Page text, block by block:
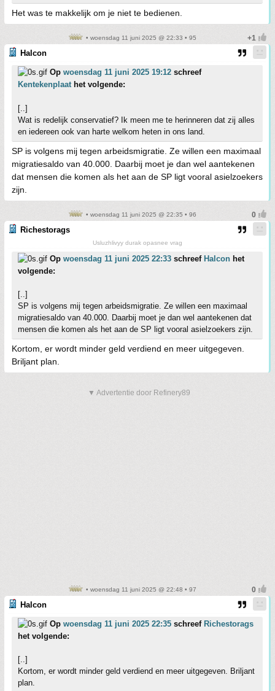
Het was te makkelijk om je niet te bedienen.
• woensdag 11 juni 2025 @ 22:33 • 95
Halcon
Op woensdag 11 juni 2025 19:12 schreef
Kentekenplaathet volgende:
[..]
Wat is redelijk conservatief? Ik meen me te herinneren dat zij alles
en iedereen ook van harte welkom heten in ons land.
SP is volgens mij tegen arbeidsmigratie. Ze willen een maximaal
migratiesaldo van 40.000. Daarbij moet je dan wel aantekenen
dat mensen die komen als het aan de SP ligt vooral asielzoekers
zijn.
• woensdag 11 juni 2025 @ 22:35 • 96
Richestorags
Usluzhlivyy durak opasnee vrag
Op woensdag 11 juni 2025 22:33 schreef Halcon het
volgende:
[..]
SP is volgens mij tegen arbeidsmigratie. Ze willen een maximaal
migratiesaldo van 40.000. Daarbij moet je dan wel aantekenen dat
mensen die komen als het aan de SP ligt vooral asielzoekers zijn.
Kortom, er wordt minder geld verdiend en meer uitgegeven.
Briljant plan.
▼ Advertentie door Refinery89
• woensdag 11 juni 2025 @ 22:48 • 97
Halcon
Op woensdag 11 juni 2025 22:35 schreef Richestorags
het volgende:
[..]
Kortom, er wordt minder geld verdiend en meer uitgegeven. Briljant
plan.